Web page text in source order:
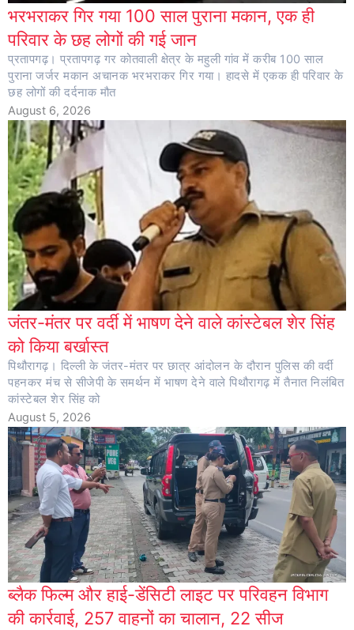
भरभराकर गिर गया 100 साल पुराना मकान, एक ही
परिवार के छह लोगों की गई जान
प्रतापगढ़। प्रतापगढ़ गर कोतवाली क्षेत्र के महुली गांव में करीब 100 साल
पुराना जर्जर मकान अचानक भरभराकर गिर गया। हादसे में एकक ही परिवार के
छह लोगों की दर्दनाक मौत
August 6, 2026
जंतर-मंतर पर वर्दी में भाषण देने वाले कांस्टेबल शेर सिंह
को किया बर्खास्त
पिथौरागढ़। दिल्ली के जंतर-मंतर पर छात्र आंदोलन के दौरान पुलिस की वर्दी
पहनकर मंच से सीजेपी के समर्थन में भाषण देने वाले पिथौरागढ़ में तैनात निलंबित
कांस्टेबल शेर सिंह को
August 5, 2026
ब्लैक फिल्म और हाई-डेंसिटी लाइट पर परिवहन विभाग
की कार्रवाई, 257 वाहनों का चालान, 22 सीज